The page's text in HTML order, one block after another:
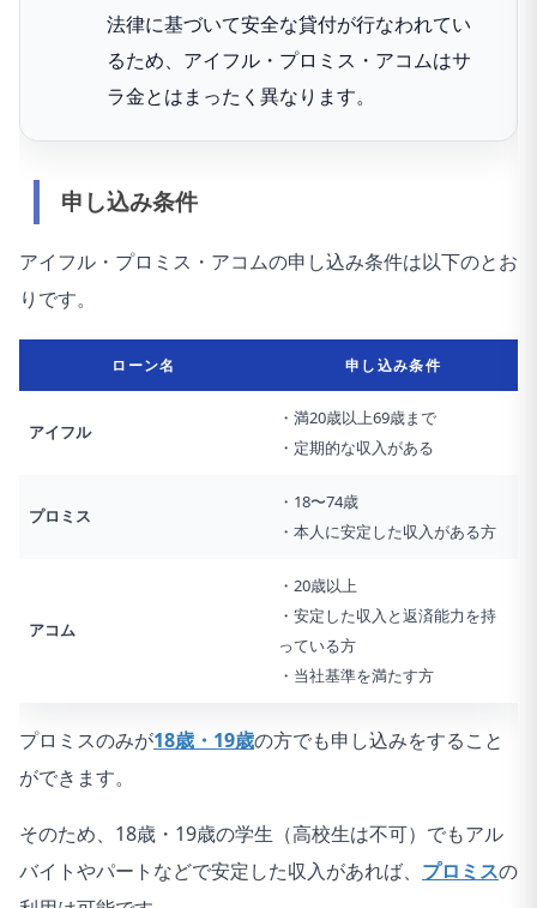
法律に基づいて安全な貸付が行なわれてい
るため、アイフル・プロミス・アコムはサ
ラ金とはまったく異なります。
申し込み条件
アイフル・プロミス・アコムの申し込み条件は以下のとお
りです。
ローン名 申し込み条件
アイフル
・満20歳以上69歳まで
・定期的な収入がある
プロミス
・18〜74歳
・本人に安定した収入がある方
アコム
・20歳以上
・安定した収入と返済能力を持
っている方
・当社基準を満たす方
プロミスのみが18歳・19歳の方でも申し込みをすること
ができます。
そのため、18歳・19歳の学生（高校生は不可）でもアル
バイトやパートなどで安定した収入があれば、 プロミスの